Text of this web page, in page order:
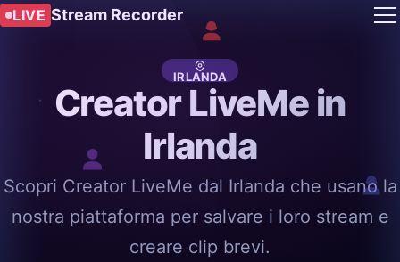
LIVE Stream Recorder
IRLANDA
Creator LiveMe in
Irlanda
Scopri Creator LiveMe dal Irlanda che usano la
nostra piattaforma per salvare i loro stream e
creare clip brevi.